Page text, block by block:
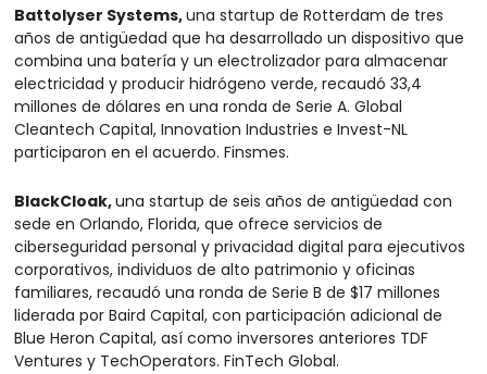
Battolyser Systems, una startup de Rotterdam de tres
años de antigüedad que ha desarrollado un dispositivo que
combina una batería y un electrolizador para almacenar
electricidad y producir hidrógeno verde, recaudó 33,4
millones de dólares en una ronda de Serie A. Global
Cleantech Capital, Innovation Industries e Invest-NL
participaron en el acuerdo. Finsmes.
BlackCloak, una startup de seis años de antigüedad con
sede en Orlando, Florida, que ofrece servicios de
ciberseguridad personal y privacidad digital para ejecutivos
corporativos, individuos de alto patrimonio y oficinas
familiares, recaudó una ronda de Serie B de $17 millones
liderada por Baird Capital, con participación adicional de
Blue Heron Capital, así como inversores anteriores TDF
Ventures y TechOperators. FinTech Global.